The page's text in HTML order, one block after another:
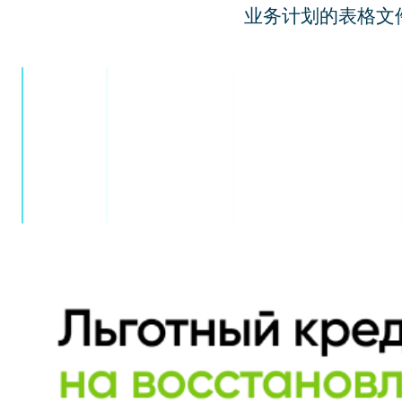
业务计划的表格文